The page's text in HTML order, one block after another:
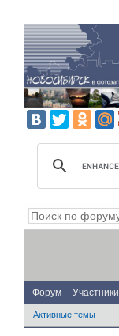
Форум Участники
Активные темы